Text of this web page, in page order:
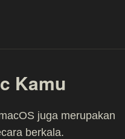
Kamu
juga merupakan
berkala.